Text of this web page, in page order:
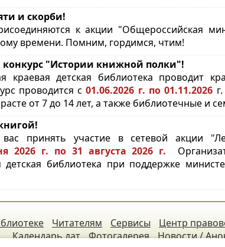
и скорби!
к акции "Общероссийская
времени. Помним, гордимся, чтим!
конкурс "Истории книжной полки"!
краевая детская библиотека проводит
проводится с01.06.2026 г. по 01.11.2026
от 7 до 14 лет, а также библиотечные и
принять участие в сетевой акции
2026 г. по 31 августа 2026 г.
детская библиотека при поддержке
Читателям Сервисы Центр
Календарь дат
Фотогалерея Новости /